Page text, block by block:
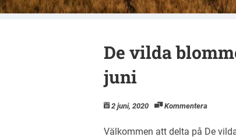
De vilda
juni
2 juni, 2020 Kommentera
Välkommen att delta på De